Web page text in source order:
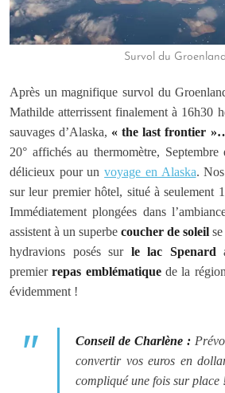
Survol du
Après un magnifique survol du
Mathilde atterrissent finalement à 16h30
sauvages d’Alaska, « the last frontier
20° affichés au thermomètre,
délicieux pour unvoyage en Alaska.
sur leur premier hôtel, situé à seulement
Immédiatement plongées dans
assistent à un superbe coucher de soleil
hydravions posés sur le lac Spenard
premierrepas emblématiquede la
évidemment !
Conseil de Charlène :
convertir vos euros en
compliqué une fois sur place